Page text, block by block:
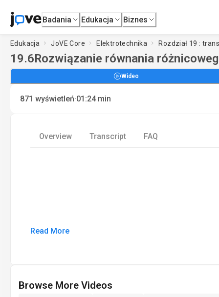
Badania Edukacja Biznes
Edukacja JoVE Core Elektrotechnika Rozdział 19 :
19.6Rozwiązanie równania
Wideo
871 wyświetleń·01:24 min
Overview Transcript FAQ
Read More
Browse More Videos